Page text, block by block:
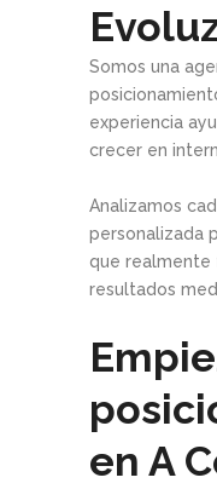
Somos una
experiencia
crecer en
Analizamos
personalizada
que realmente
resultados
en A